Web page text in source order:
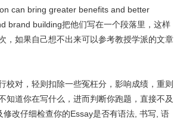
can bring greater benefits and better
brand building把他们写在一个段落里，这样
，如果自己想不出来可以参考教授学派的文章
校对，轻则扣除一些冤枉分，影响成绩，重则
知道你在写什么，进而判断你跑题，直接不及
改仔细检查你的Essay是否有语法, 书写, 语